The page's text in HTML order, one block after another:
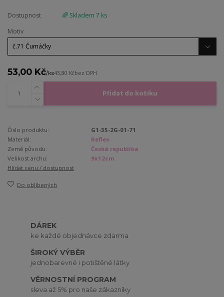
Dostupnost
🌈 Skladem 7 ks
Motiv
53,00 Kč/ks43,80 Kčbez DPH
Přidat do košíku
Číslo produktu:
G1-35-2G-01-71
Materiál:
Reflex
Země původu:
Česká republika
Velikost archu:
9x12cm
Hlídat cenu / dostupnost
Do oblíbených
DÁREK
ke každé objednávce zdarma
ŠIROKÝ VÝBĚR
jednobarevné i potištěné látky
VĚRNOSTNÍ PROGRAM
sleva až 5% pro naše zákazníky